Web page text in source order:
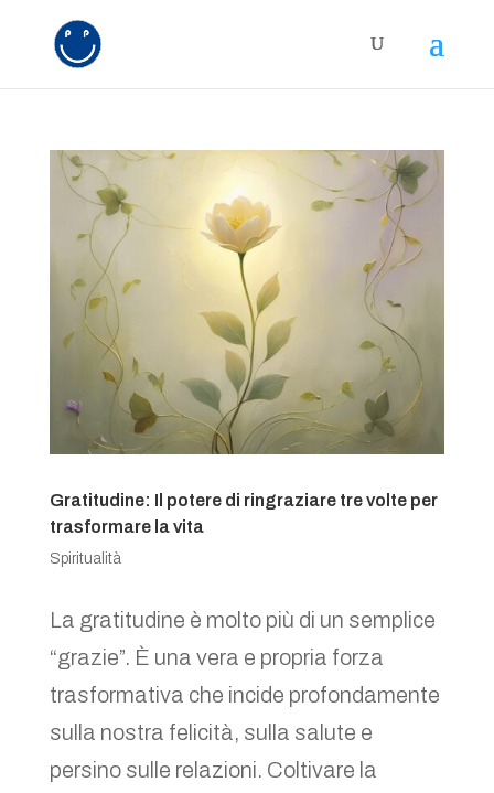
Gratitudine: Il potere di ringraziare tre volte per
trasformare la vita
Spiritualità
La gratitudine è molto più di un semplice
“grazie”. È una vera e propria forza
trasformativa che incide profondamente
sulla nostra felicità, sulla salute e
persino sulle relazioni. Coltivare la